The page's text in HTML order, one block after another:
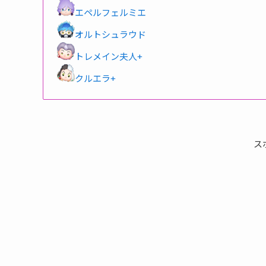
エペルフェルミエ
オルトシュラウド
トレメイン夫人+
クルエラ+
ス